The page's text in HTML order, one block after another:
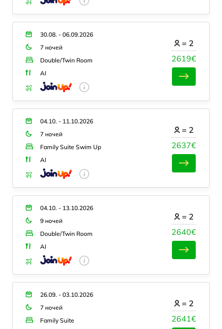
30.08. - 06.09.2026
7 ночей
Double/Twin Room
AI
2619€
= 2
04.10. - 11.10.2026
7 ночей
Family Suite Swim Up
AI
2637€
= 2
04.10. - 13.10.2026
9 ночей
Double/Twin Room
AI
2640€
= 2
26.09. - 03.10.2026
7 ночей
Family Suite
2641€
= 2